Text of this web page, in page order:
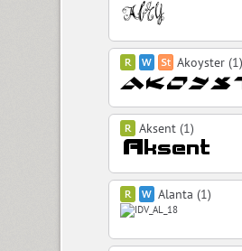
Akoyster (1)
Aksent (1)
Alanta (1)